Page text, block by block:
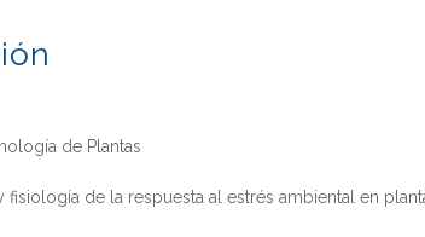
de Plantas
de la respuesta al estrés ambiental en